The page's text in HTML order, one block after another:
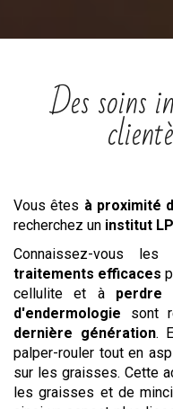
Des soins
Vous êtes à proximité
recherchez un institut
Connaissez-vous les
traitements efficaces
cellulite et à
d'endermologie sont
dernière génération.
palper-rouler tout en
sur les graisses. Cette
les graisses et de